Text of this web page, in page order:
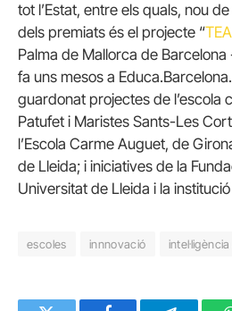
tot l’Estat, entre els quals, nou
dels premiats és el projecte “
Palma de Mallorca de
fa uns mesos a
guardonat projectes de l’escola
Patufet i Maristes Sants-Les
l’Escola Carme Auguet, de
de Lleida; i iniciatives de la
Universitat de Lleida i la
escoles innnovació